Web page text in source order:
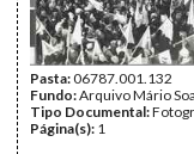
Pasta:06787.001.132
Fundo:Arquivo Mário
Tipo Documental:
Página(s): 1